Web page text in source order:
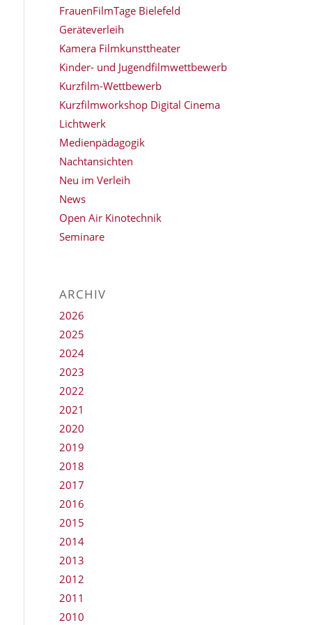
FrauenFilmTage Bielefeld
Geräteverleih
Kamera Filmkunsttheater
Kinder- und Jugendfilmwettbewerb
Kurzfilm-Wettbewerb
Kurzfilmworkshop Digital Cinema
Lichtwerk
Medienpädagogik
Nachtansichten
Neu im Verleih
News
Open Air Kinotechnik
Seminare
ARCHIV
2026
2025
2024
2023
2022
2021
2020
2019
2018
2017
2016
2015
2014
2013
2012
2011
2010